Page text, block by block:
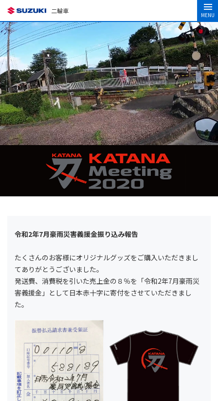
二輪車
MENU
令和2年7月豪雨災害義援金振り込み報告
たくさんのお客様にオリジナルグッズをご購入いただきまし
てありがとうございました。
発送費、消費税を引いた売上金の８％を「令和2年7月豪雨災
害義援金」として日本赤十字に寄付をさせていただきまし
た。